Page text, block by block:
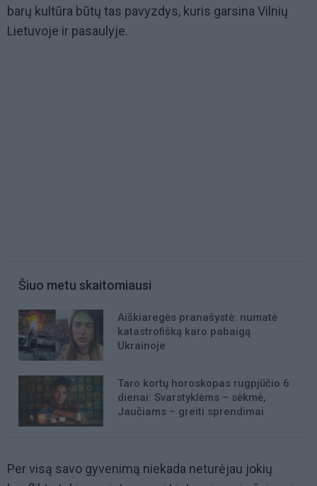
barų kultūra būtų tas pavyzdys, kuris garsina Vilnių
Lietuvoje ir pasaulyje.
Šiuo metu skaitomiausi
Aiškiaregės pranašystė: numatė
katastrofišką karo pabaigą
Ukrainoje
Taro kortų horoskopas rugpjūčio 6
dienai: Svarstyklėms – sėkmė,
Jaučiams – greiti sprendimai
Per visą savo gyvenimą niekada neturėjau jokių